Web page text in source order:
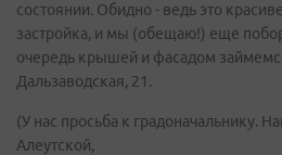
состоянии. Обидно - ведь это
застройка, и мы (обещаю!) еще
очередь крышей и фасадом
Дальзаводская, 21.
(У нас просьба к градоначальнику.
Алеутской,